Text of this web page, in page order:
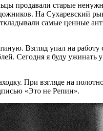
продавали старые
На Сухаревский
самые ценные
Взгляд упал на
Сегодня я буду
При взгляде на
«Это не Репин».